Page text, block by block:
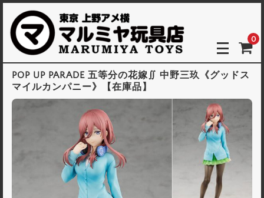
0
POP UP PARADE 五等分の花嫁∬ 中野三玖《グッドス
マイルカンパニー》【在庫品】